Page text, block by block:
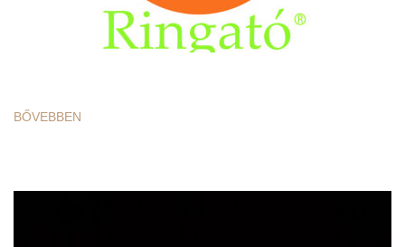
BŐVEBBEN